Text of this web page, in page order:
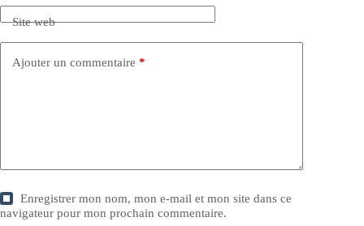
Site web
Ajouter un commentaire *
Enregistrer mon nom, mon e-mail et mon site dans ce
navigateur pour mon prochain commentaire.